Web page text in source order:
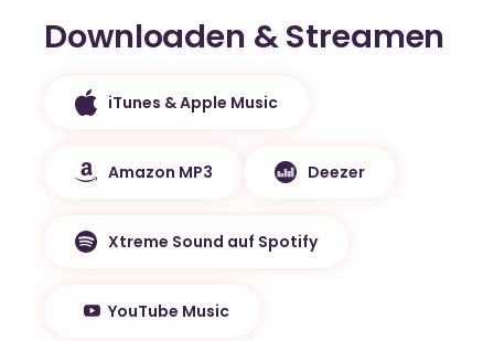
Downloaden & Streamen
iTunes & Apple Music
Amazon MP3 Deezer
Xtreme Sound auf Spotify
YouTube Music